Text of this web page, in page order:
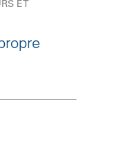
ET